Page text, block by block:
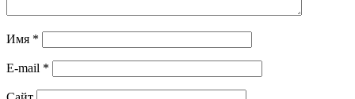
Имя *
E-mail *